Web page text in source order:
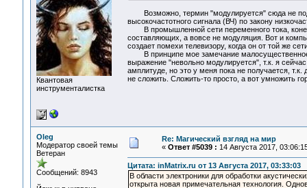
Квантовая
инструменталистка
Возможно, термин "модулируется" сюда не
высокочастотного сигнала (ВЧ) по закону
В промышленной сети переменного тока,
составляющих, а вовсе не модуляция. Вот и
создает помехи телевизору, когда он от той же
В принципе мое замечание малосущественное,
выражение "невольно модулируется", т.к. я
амплитуде, но это у меня пока не получается,
не сложить. Сложить-то просто, а вот умножить
Oleg
Модератор своей темы
Ветеран
Сообщений: 8943
Re: Магический взгляд на мир
« Ответ #5039 : 14 Августа 2017,
Цитата: inMatrix.ru от 13 Августа 2017, 03:33:03
В области электроники для обработки
открыта новая примечательная технология.